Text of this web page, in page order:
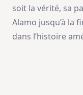
soit la vérité, sa
Alamo jusqu’à la
dans l’histoire